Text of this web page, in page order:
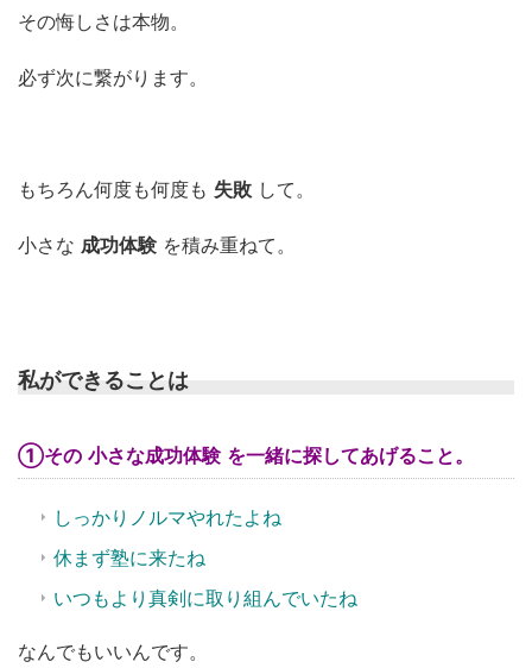
その悔しさは本物。
必ず次に繋がります。
もちろん何度も何度も 失敗 して。
小さな 成功体験 を積み重ねて。
私ができることは
①その 小さな成功体験 を一緒に探してあげること。
しっかりノルマやれたよね
休まず塾に来たね
いつもより真剣に取り組んでいたね
なんでもいいんです。